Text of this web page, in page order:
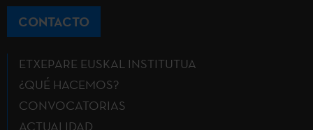
CONTACTO
ETXEPARE EUSKAL INSTITUTUA
¿QUÉ HACEMOS?
CONVOCATORIAS
ACTUALIDAD